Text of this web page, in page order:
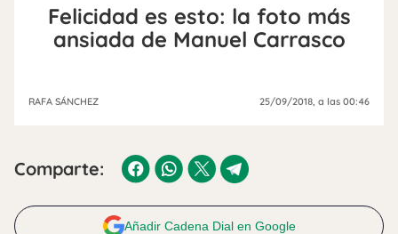
Felicidad es esto: la foto más
ansiada de Manuel Carrasco
RAFA SÁNCHEZ 25/09/2018 , a las 00:46
Comparte:
Añadir Cadena Dial en Google